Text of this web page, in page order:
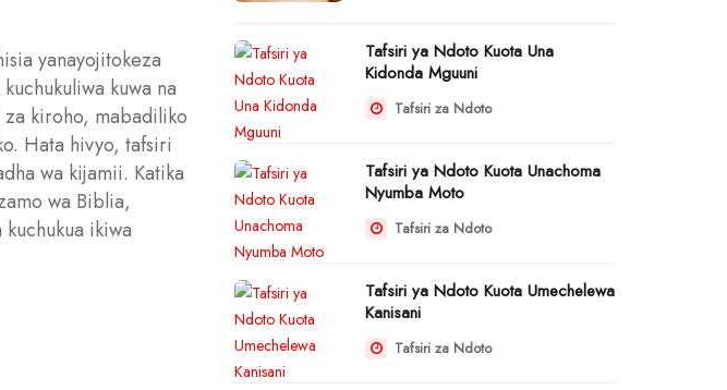
yanayojitokeza
kuwa na
za kiroho, mabadiliko
Hata hivyo, tafsiri
wa kijamii. Katika
wa Biblia,
ikiwa
Tafsiri ya Ndoto Kuota Una
Kidonda Mguuni
Tafsiri za Ndoto
Tafsiri ya Ndoto Kuota Unachoma
Nyumba Moto
Tafsiri za Ndoto
Tafsiri ya Ndoto Kuota Umechelewa
Kanisani
Tafsiri za Ndoto